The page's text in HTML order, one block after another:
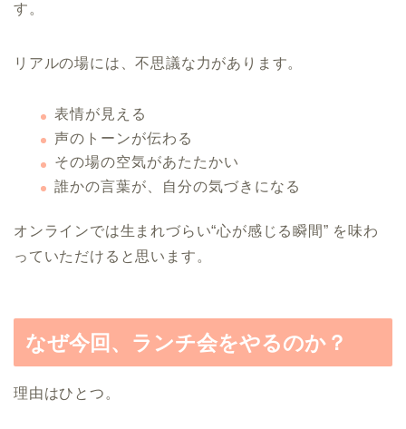
す。
リアルの場には、不思議な力があります。
表情が見える
声のトーンが伝わる
その場の空気があたたかい
誰かの言葉が、自分の気づきになる
オンラインでは生まれづらい“心が感じる瞬間” を味わ
っていただけると思います。
なぜ今回、ランチ会をやるのか？
理由はひとつ。